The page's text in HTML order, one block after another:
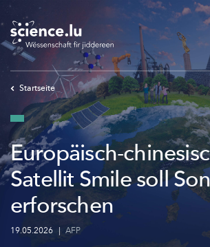
Skip
to
main
content
Startseite
Europäisch-
Satellit Smile soll
erforschen
19.05.2026 | AFP